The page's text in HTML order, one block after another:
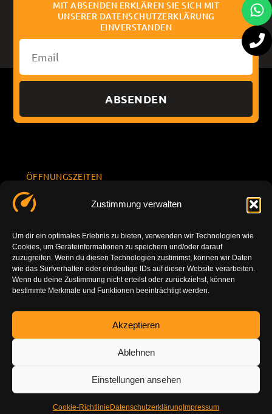
Zustimmung verwalten
Um dir ein optimales Erlebnis zu bieten, verwenden wir Technologien wie
Cookies, um Geräteinformationen zu speichern und/oder darauf
zuzugreifen. Wenn du diesen Technologien zustimmst, können wir Daten
wie das Surfverhalten oder eindeutige IDs auf dieser Website verarbeiten.
Wenn du deine Zustimmung nicht erteilst oder zurückziehst, können
bestimmte Merkmale und Funktionen beeinträchtigt werden.
Akzeptieren
Ablehnen
Einstellungen ansehen
Cookie-Richtlinie Datenschutzerklärung Impressum
MIT ABSENDEN ERKLÄREN SIE SICH MIT
UNSERER DATENSCHUTZERKLÄRUNG
EINVERSTANDEN
ABSENDEN
ÖFFNUNGSZEITEN
Sa. 10.00 -
14.00
So.
geschlossen
INFORMATION
7777801
info@tuning-
vor-ort.com
DE-86179
g
Impressu
m